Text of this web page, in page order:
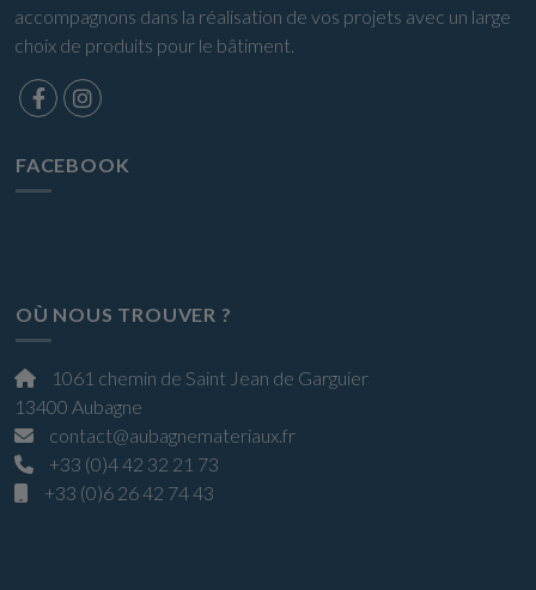
accompagnons dans la réalisation de vos projets avec un large
choix de produits pour le bâtiment.
FACEBOOK
OÙ NOUS TROUVER ?
1061 chemin de Saint Jean de Garguier
13400 Aubagne
contact@aubagnemateriaux.fr
+33 (0)4 42 32 21 73
+33 (0)6 26 42 74 43